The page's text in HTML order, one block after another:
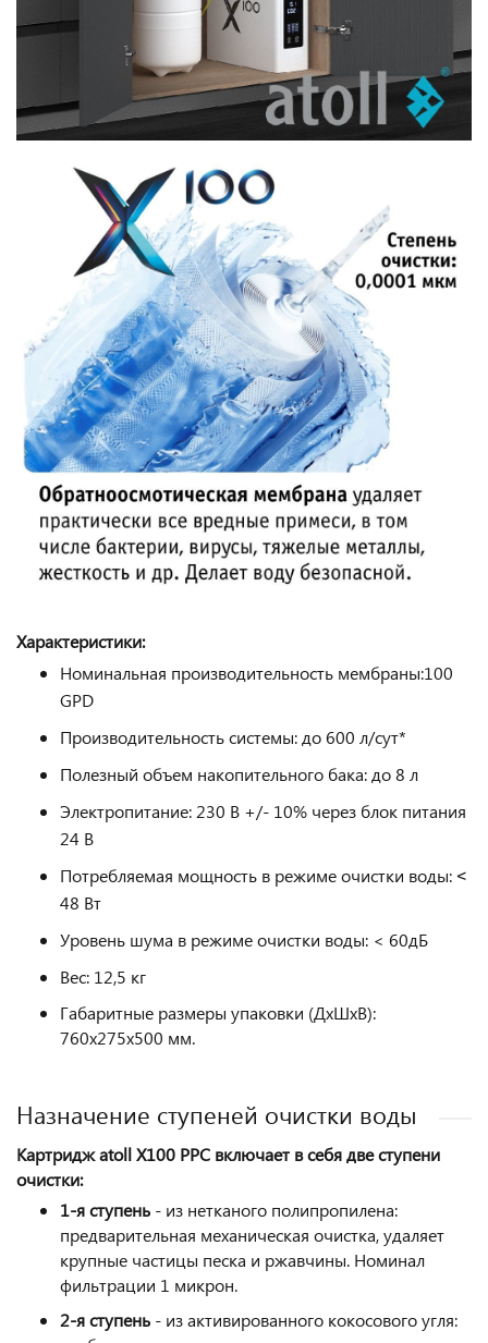
Характеристики:
Номинальная производительность мембраны:100
GPD
Производительность системы: до 600 л/сут*
Полезный объем накопительного бака: до 8 л
Электропитание: 230 В +/- 10% через блок питания
24 В
Потребляемая мощность в режиме очистки воды: ˂
48 Вт
Уровень шума в режиме очистки воды: < 60дБ
Вес: 12,5 кг
Габаритные размеры упаковки (ДхШхВ):
760х275х500 мм.
Назначение ступеней очистки воды
Картридж atollX100 PPC включает в себя две ступени
очистки:
1-я ступень - из нетканого полипропилена:
предварительная механическая очистка, удаляет
крупные частицы песка и ржавчины. Номинал
фильтрации 1 микрон.
2-я ступень - из активированного кокосового угля: